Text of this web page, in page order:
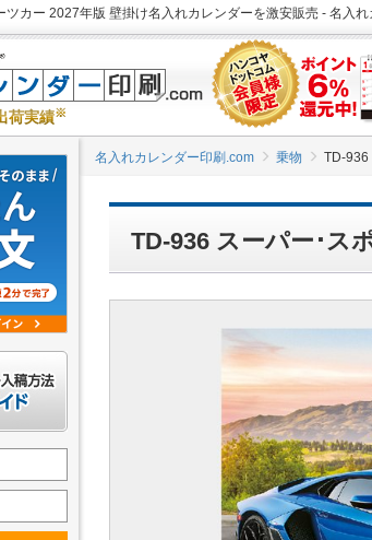
ツカー 2027年版 壁掛け名入れカレンダーを激安販売 - 名入
荷実績※
名入れカレンダー印刷.com 乗物 TD-936
TD-936 スーパー･ス